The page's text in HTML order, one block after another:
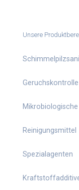
Unsere
Geruchskontrolle
Reinigungsmittel
Spezialagenten